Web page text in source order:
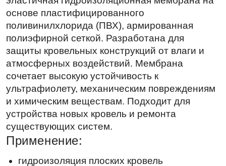
Применение:
гидроизоляция плоских кровель
на промышленных и гражданских объектах
ремонт и реконструкция эксплуатируемых
кровель
устройство механически закрепляемых
и балластных кровельных систем
объекты с повышенными требованиями
к пожаробезопасности и долговечности
атмосферных воздействий. Мембрана
сочетает высокую устойчивость к
ультрафиолету, механическим повреждениям
и химическим веществам. Подходит для
устройства новых кровель и ремонта
существующих систем.